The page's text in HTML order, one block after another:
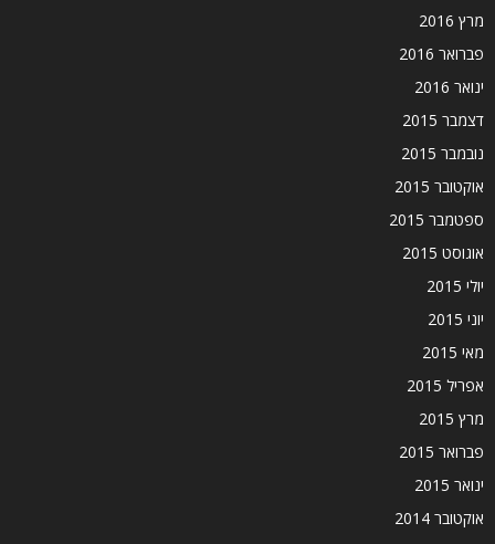
מרץ 2016
פברואר 2016
ינואר 2016
דצמבר 2015
נובמבר 2015
אוקטובר 2015
ספטמבר 2015
אוגוסט 2015
יולי 2015
יוני 2015
מאי 2015
אפריל 2015
מרץ 2015
פברואר 2015
ינואר 2015
אוקטובר 2014